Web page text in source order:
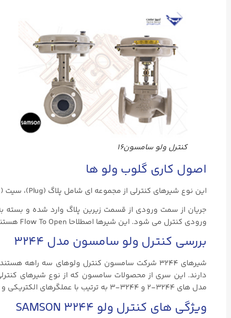
کنترل ولو سامسون16
اصول کاری گلوب ولو ها
این نوع شیرهای کنترلی از مجموعه ای شامل پلاگ (Plug)، سیت (Seat)، استم (Stem) و بدنه در داخل شیر تشکیل شده است.
جریان از سمت ورودی از قسمت زیرین پلاگ وارد شده و بسته
ورودی کنترل می شود. این شیرها اصطلاحا Flow To Open هستند. به این دلیل که جریان مستقیما از روبروی پلاگ، به آن نیرو وارد می کند.
بررسی کنترل ولو سامسون مدل ۳۲۴۴
مدل های ۳۲۴۴-۲ و ۳۲۴۴-۳ به ترتیب با عملگرهای الکتریکی و دستی کار می کنند.
ویژگی های کنترل ولو SAMSON ۳۲۴۴